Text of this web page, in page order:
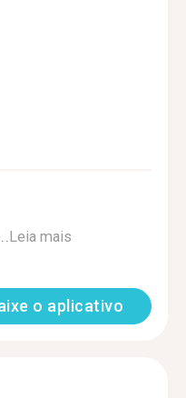
Leia mais
o aplicativo